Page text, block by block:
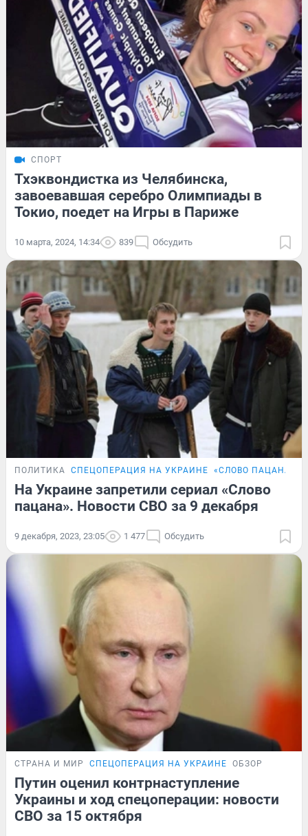
СПОРТ
Тхэквондистка из Челябинска,
завоевавшая серебро Олимпиады в
Токио, поедет на Игры в Париже
10 марта, 2024, 14:34 839 Обсудить
ПОЛИТИКА СПЕЦОПЕРАЦИЯ НА УКРАИНЕ «СЛОВО ПАЦАНА»
На Украине запретили сериал «Слово
пацана». Новости СВО за 9 декабря
9 декабря, 2023, 23:05 1 477 Обсудить
СТРАНА И МИР СПЕЦОПЕРАЦИЯ НА УКРАИНЕ ОБЗОР
Путин оценил контрнаступление
Украины и ход спецоперации: новости
СВО за 15 октября